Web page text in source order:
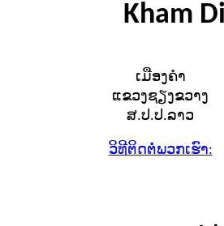
Kham
ເມືອງຄຳ
ແຂວງຊຽງຂວາງ
ສ.ປ.ປ.ລາວ
ວິທີຕິດຕໍ່ພວກເຮົາ: